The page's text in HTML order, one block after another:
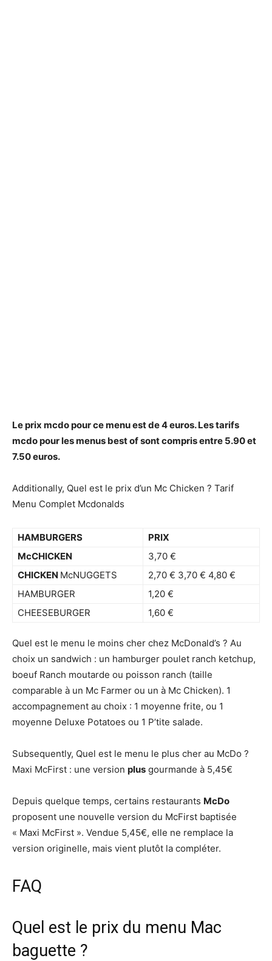
Leprix mcdopour cemenu estde 4 euros. Les tarifs
mcdopour lesmenus best ofsontcompris entre 5.90 et
7.50 euros.
Additionally, Quel est le prix d’un Mc Chicken ? Tarif
Menu Complet Mcdonalds
HAMBURGERS
PRIX
McCHICKEN
3,70 €
CHICKEN McNUGGETS
2,70 € 3,70 € 4,80 €
HAMBURGER
1,20 €
CHEESEBURGER
1,60 €
Quel est le menu le moins cher chez McDonald’s ? Au
choix un sandwich : un hamburger poulet ranch ketchup,
boeuf Ranch moutarde ou poisson ranch (taille
comparable à un Mc Farmer ou un à Mc Chicken). 1
accompagnement au choix : 1 moyenne frite, ou 1
moyenne Deluxe Potatoes ou 1 P’tite salade.
Subsequently, Quel est le menu le plus cher au McDo ?
Maxi McFirst : une version plus gourmande à 5,45€
Depuis quelque temps, certains restaurants McDo
proposent une nouvelle version du McFirst baptisée
« Maxi McFirst ». Vendue 5,45€, elle ne remplace la
version originelle, mais vient plutôt la compléter.
FAQ
Quel est le prix du menu Mac
baguette ?